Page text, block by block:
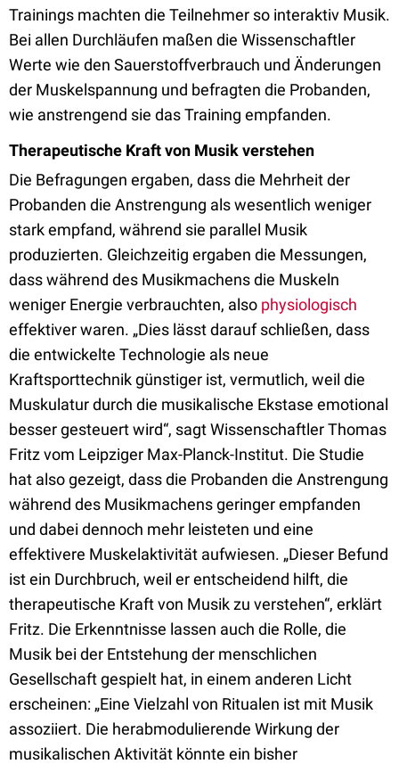
Trainings machten die Teilnehmer so interaktiv Musik.
Bei allen Durchläufen maßen die Wissenschaftler
Werte wie den Sauerstoffverbrauch und Änderungen
der Muskelspannung und befragten die Probanden,
wie anstrengend sie das Training empfanden.
Therapeutische Kraft von Musik verstehen
Die Befragungen ergaben, dass die Mehrheit der
Probanden die Anstrengung als wesentlich weniger
stark empfand, während sie parallel Musik
produzierten. Gleichzeitig ergaben die Messungen,
dass während des Musikmachens die Muskeln
weniger Energie verbrauchten, also physiologisch
effektiver waren. „Dies lässt darauf schließen, dass
die entwickelte Technologie als neue
Kraftsporttechnik günstiger ist, vermutlich, weil die
Muskulatur durch die musikalische Ekstase emotional
besser gesteuert wird“, sagt Wissenschaftler Thomas
Fritz vom Leipziger Max-Planck-Institut. Die Studie
hat also gezeigt, dass die Probanden die Anstrengung
während des Musikmachens geringer empfanden
und dabei dennoch mehr leisteten und eine
effektivere Muskelaktivität aufwiesen. „Dieser Befund
ist ein Durchbruch, weil er entscheidend hilft, die
therapeutische Kraft von Musik zu verstehen“, erklärt
Fritz. Die Erkenntnisse lassen auch die Rolle, die
Musik bei der Entstehung der menschlichen
Gesellschaft gespielt hat, in einem anderen Licht
erscheinen: „Eine Vielzahl von Ritualen ist mit Musik
assoziiert. Die herabmodulierende Wirkung der
musikalischen Aktivität könnte ein bisher